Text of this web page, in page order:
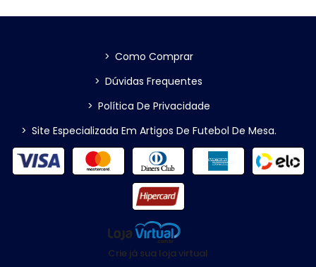
> Como Comprar
> Dúvidas Frequentes
> Política De Privacidade
> Site Especializada Em Artigos De Futebol De Mesa.
Crie já sua loja virtual